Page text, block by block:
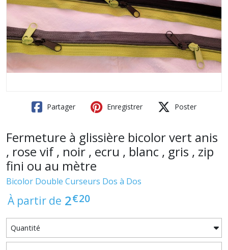
Partager Enregistrer Poster
Fermeture à glissière bicolor vert anis
, rose vif , noir , ecru , blanc , gris , zip
fini ou au mètre
Bicolor Double Curseurs Dos à Dos
À partir de 2€20